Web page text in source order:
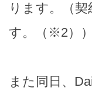
ります。（
す。（※2））
また同日、